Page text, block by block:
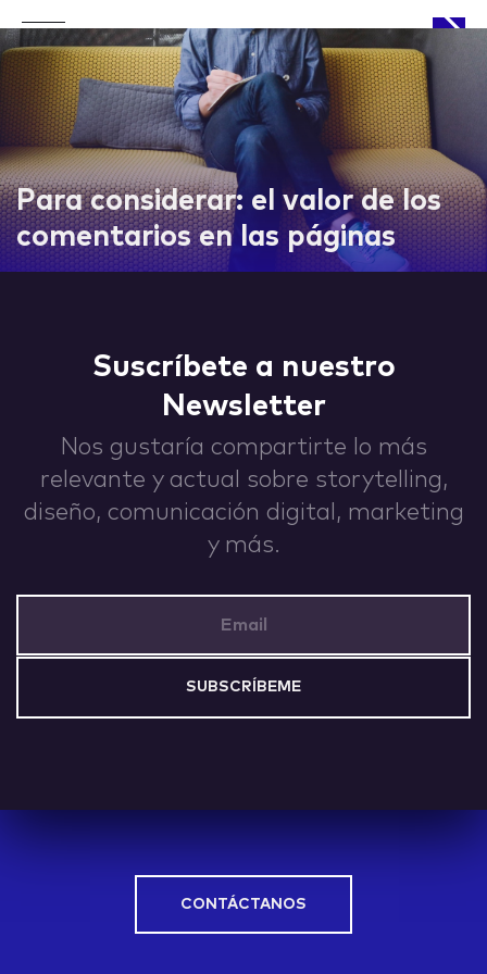
Para considerar: el valor de los
comentarios en las páginas
Suscríbete a nuestro
Newsletter
Nos gustaría compartirte lo más
relevante y actual sobre storytelling,
diseño, comunicación digital, marketing
y más.
CONTÁCTANOS
APPROACH
WORKS
CONTACT